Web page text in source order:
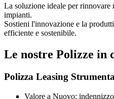
La soluzione ideale per rinnovare
impianti.
Sostieni l'innovazione e la
efficiente e sostenibile.
Le nostre Polizze in
Polizza Leasing
Valore a Nuovo: